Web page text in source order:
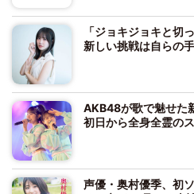
「ジョキジョキと切
新しい挑戦は自らの
AKB48が歌で魅せた
初日から全身全霊の
声優・奥村優季、初